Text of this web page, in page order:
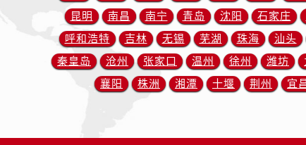
内蒙古自治区赤峰市红山区哈达街
内蒙古自治区鄂尔多斯市东胜区伊
内蒙古自治区呼伦贝尔市海拉尔区
内蒙古自治区通辽市科尔沁区明仁
内蒙古自治区乌海市海勃湾区人民
昆明
南昌 南宁 青岛 沈阳 石家庄
呼和浩特
吉林 无锡 芜湖 珠海 汕头
秦皇岛
沧州 张家口 温州 徐州 潍坊
襄阳
株洲 湘潭 十堰 荆州 宜